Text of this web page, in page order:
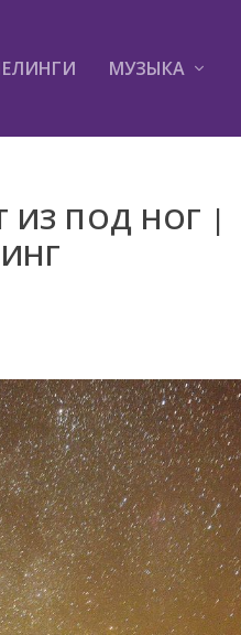
МУЗЫКА
ИЗ ПОД НОГ |